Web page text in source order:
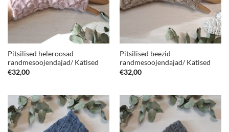
Pitsilised heleroosad
randmesoojendajad/ Kätised
€32,00
Pitsilised beezid
randmesoojendajad/ Kätised
€32,00